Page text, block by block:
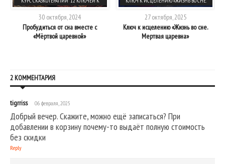
30 октября, 2024
Пробудиться от сна вместе с
«Мёртвой царевной»
27 октября, 2025
Ключ к исцелению «Жизнь во сне.
Мертвая царевна»
2 КОММЕНТАРИЯ
tigrriss 06 февраля, 2025
Добрый вечер. Скажите, можно ещё записаться? При
добавлении в корзину почему-то выдаёт полную стоимость
без скидки
Reply